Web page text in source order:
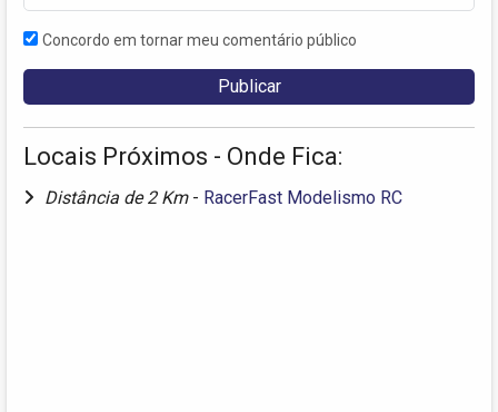
Concordo em tornar meu comentário público
Locais Próximos - Onde Fica:
Distância de 2 Km - RacerFast Modelismo RC